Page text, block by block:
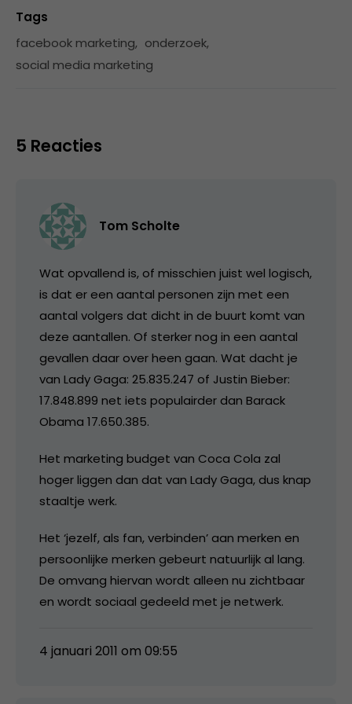
Tags
facebook marketing, onderzoek,
social media marketing
5 Reacties
Tom Scholte
Wat opvallend is, of misschien juist wel logisch,
is dat er een aantal personen zijn met een
aantal volgers dat dicht in de buurt komt van
deze aantallen. Of sterker nog in een aantal
gevallen daar over heen gaan. Wat dacht je
van Lady Gaga: 25.835.247 of Justin Bieber:
17.848.899 net iets populairder dan Barack
Obama 17.650.385.
Het marketing budget van Coca Cola zal
hoger liggen dan dat van Lady Gaga, dus knap
staaltje werk.
Het ‘jezelf, als fan, verbinden’ aan merken en
persoonlijke merken gebeurt natuurlijk al lang.
De omvang hiervan wordt alleen nu zichtbaar
en wordt sociaal gedeeld met je netwerk.
4 januari 2011 om 09:55